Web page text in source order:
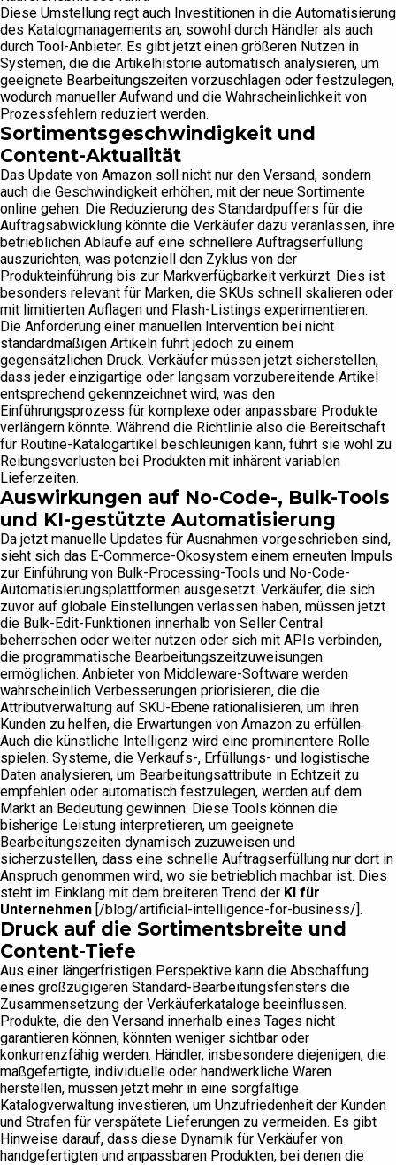
Diese Umstellung regt auch Investitionen in die Automatisierung
des Katalogmanagements an, sowohl durch Händler als auch
durch Tool-Anbieter. Es gibt jetzt einen größeren Nutzen in
Systemen, die die Artikelhistorie automatisch analysieren, um
geeignete Bearbeitungszeiten vorzuschlagen oder festzulegen,
wodurch manueller Aufwand und die Wahrscheinlichkeit von
Prozessfehlern reduziert werden.
Sortimentsgeschwindigkeit und
Content-Aktualität
Das Update von Amazon soll nicht nur den Versand, sondern
auch die Geschwindigkeit erhöhen, mit der neue Sortimente
online gehen. Die Reduzierung des Standardpuffers für die
Auftragsabwicklung könnte die Verkäufer dazu veranlassen, ihre
betrieblichen Abläufe auf eine schnellere Auftragserfüllung
auszurichten, was potenziell den Zyklus von der
Produkteinführung bis zur Markverfügbarkeit verkürzt. Dies ist
besonders relevant für Marken, die SKUs schnell skalieren oder
mit limitierten Auflagen und Flash-Listings experimentieren.
Die Anforderung einer manuellen Intervention bei nicht
standardmäßigen Artikeln führt jedoch zu einem
gegensätzlichen Druck. Verkäufer müssen jetzt sicherstellen,
dass jeder einzigartige oder langsam vorzubereitende Artikel
entsprechend gekennzeichnet wird, was den
Einführungsprozess für komplexe oder anpassbare Produkte
verlängern könnte. Während die Richtlinie also die Bereitschaft
für Routine-Katalogartikel beschleunigen kann, führt sie wohl zu
Reibungsverlusten bei Produkten mit inhärent variablen
Lieferzeiten.
Auswirkungen auf No-Code-, Bulk-Tools
und KI-gestützte Automatisierung
Da jetzt manuelle Updates für Ausnahmen vorgeschrieben sind,
sieht sich das E-Commerce-Ökosystem einem erneuten Impuls
zur Einführung von Bulk-Processing-Tools und No-Code-
Automatisierungsplattformen ausgesetzt. Verkäufer, die sich
zuvor auf globale Einstellungen verlassen haben, müssen jetzt
die Bulk-Edit-Funktionen innerhalb von Seller Central
beherrschen oder weiter nutzen oder sich mit APIs verbinden,
die programmatische Bearbeitungszeitzuweisungen
ermöglichen. Anbieter von Middleware-Software werden
wahrscheinlich Verbesserungen priorisieren, die die
Attributverwaltung auf SKU-Ebene rationalisieren, um ihren
Kunden zu helfen, die Erwartungen von Amazon zu erfüllen.
Auch die künstliche Intelligenz wird eine prominentere Rolle
spielen. Systeme, die Verkaufs-, Erfüllungs- und logistische
Daten analysieren, um Bearbeitungsattribute in Echtzeit zu
empfehlen oder automatisch festzulegen, werden auf dem
Markt an Bedeutung gewinnen. Diese Tools können die
bisherige Leistung interpretieren, um geeignete
Bearbeitungszeiten dynamisch zuzuweisen und
sicherzustellen, dass eine schnelle Auftragserfüllung nur dort in
Anspruch genommen wird, wo sie betrieblich machbar ist. Dies
steht im Einklang mit dem breiteren Trend der KI für
Unternehmen [/blog/artificial-intelligence-for-business/].
Druck auf die Sortimentsbreite und
Content-Tiefe
Aus einer längerfristigen Perspektive kann die Abschaffung
eines großzügigeren Standard-Bearbeitungsfensters die
Zusammensetzung der Verkäuferkataloge beeinflussen.
Produkte, die den Versand innerhalb eines Tages nicht
garantieren können, könnten weniger sichtbar oder
konkurrenzfähig werden. Händler, insbesondere diejenigen, die
maßgefertigte, individuelle oder handwerkliche Waren
herstellen, müssen jetzt mehr in eine sorgfältige
Katalogverwaltung investieren, um Unzufriedenheit der Kunden
und Strafen für verspätete Lieferungen zu vermeiden. Es gibt
Hinweise darauf, dass diese Dynamik für Verkäufer von
handgefertigten und anpassbaren Produkten, bei denen die